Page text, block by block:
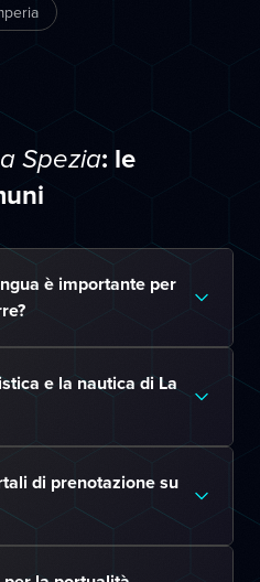
Spezia: le
è importante per
e la nautica di La
di prenotazione su